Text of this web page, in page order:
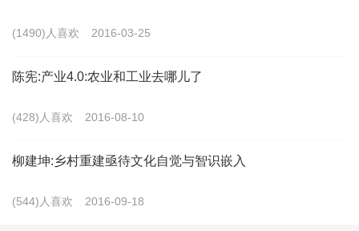
(1490)人喜欢 2016-03-25
陈宪:产业4.0:农业和工业去哪儿了
(428)人喜欢 2016-08-10
柳建坤:乡村重建亟待文化自觉与智识嵌入
(544)人喜欢 2016-09-18